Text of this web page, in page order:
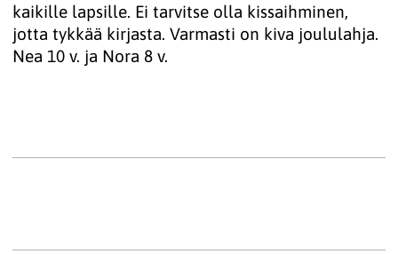
kaikille lapsille. Ei tarvitse olla kissaihminen,
jotta tykkää kirjasta. Varmasti on kiva joululahja.
Nea 10 v. ja Nora 8 v.